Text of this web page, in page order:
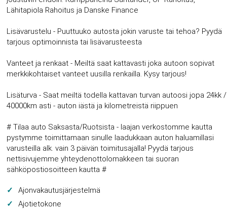
Lähitapiola Rahoitus ja Danske Finance
Lisävarustelu - Puuttuuko autosta jokin varuste tai tehoa? Pyydä
tarjous optimoinnista tai lisävarusteesta
Vanteet ja renkaat - Meiltä saat kattavasti joka autoon sopivat
merkkikohtaiset vanteet uusilla renkailla. Kysy tarjous!
Lisäturva - Saat meiltä todella kattavan turvan autoosi jopa 24kk /
40000km asti - auton iästä ja kilometreistä riippuen
# Tilaa auto Saksasta/Ruotsista - laajan verkostomme kautta
pystymme toimittamaan sinulle laadukkaan auton haluamillasi
varusteilla alk. vain 3 päivän toimitusajalla! Pyydä tarjous
nettisivujemme yhteydenottolomakkeen tai suoran
sähköpostiosoitteen kautta #
Ajonvakautusjärjestelmä
Ajotietokone